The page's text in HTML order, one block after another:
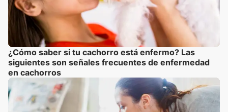
¿Cómo saber si tu cachorro está enfermo? Las
siguientes son señales frecuentes de enfermedad
en cachorros